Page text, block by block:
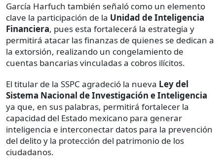
García Harfuch también señaló como un elemento
clave la participación de la Unidad de Inteligencia
Financiera, pues esta fortalecerá la estrategia y
permitirá atacar las finanzas de quienes se dedican a
la extorsión, realizando un congelamiento de
cuentas bancarias vinculadas a cobros ilícitos.
El titular de la SSPC agradeció la nueva Ley del
Sistema Nacional de Investigación e Inteligencia
ya que, en sus palabras, permitirá fortalecer la
capacidad del Estado mexicano para generar
inteligencia e interconectar datos para la prevención
del delito y la protección del patrimonio de los
ciudadanos.